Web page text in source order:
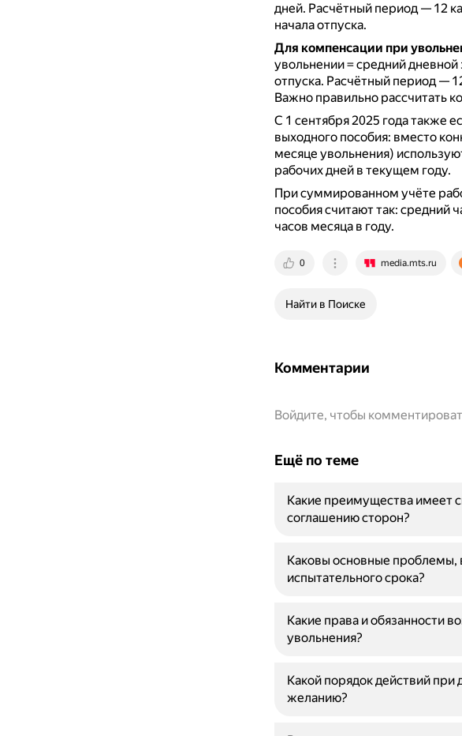
дней. Расчётный период — 12
начала отпуска.
Для компенсации при
увольнении = средний дневной
отпуска. Расчётный период —
Важно правильно рассчитать
С 1 сентября 2025 года также
выходного пособия: вместо
месяце увольнения)
рабочих дней в текущем году.
При суммированном учёте
пособия считают так: средний
часов месяца в году.
0 media.mts.ru
Найти в Поиске
Комментарии
Войдите, чтобы
Ещё по теме
Какие преимущества имеет
соглашению сторон?
Каковы основные проблемы,
испытательного срока?
Какие права и обязанности
увольнения?
Какой порядок действий
желанию?